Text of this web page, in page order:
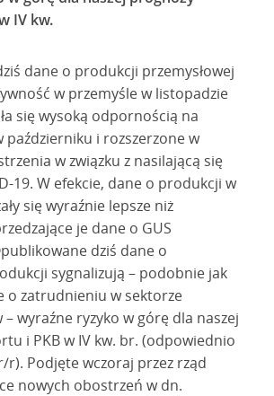
IV kw.
dane o produkcji przemysłowej
w przemyśle w listopadzie
się wysoką odpornością na
październiku i rozszerzone w
w związku z nasilającą się
19. W efekcie, dane o produkcji w
się wyraźnie lepsze niż
je dane o GUS
dziś dane o
sygnalizują – podobnie jak
o zatrudnieniu w sektorze
wyraźne ryzyko w górę dla naszej
i PKB w IV kw. br. (odpowiednio
r). Podjęte wczoraj przez rząd
nowych obostrzeń w dn.